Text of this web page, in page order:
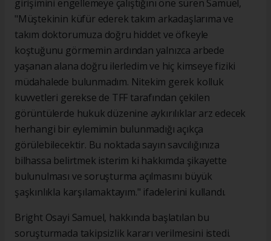
girişimini engellemeye çalıştığını öne süren Samuel,
"Müştekinin küfür ederek takım arkadaşlarıma ve
takım doktorumuza doğru hiddet ve öfkeyle
koştuğunu görmemin ardından yalnızca arbede
yaşanan alana doğru ilerledim ve hiç kimseye fiziki
müdahalede bulunmadım. Nitekim gerek kolluk
kuvvetleri gerekse de TFF tarafından çekilen
görüntülerde hukuk düzenine aykırılıklar arz edecek
herhangi bir eylemimin bulunmadığı açıkça
görülebilecektir. Bu noktada sayın savcılığınıza
bilhassa belirtmek isterim ki hakkımda şikayette
bulunulması ve soruşturma açılmasını büyük
şaşkınlıkla karşılamaktayım." ifadelerini kullandı.
Bright Osayi Samuel, hakkında başlatılan bu
soruşturmada takipsizlik kararı verilmesini istedi.